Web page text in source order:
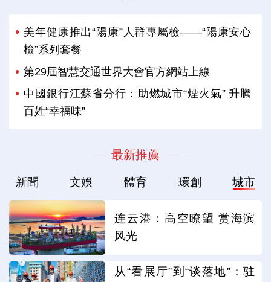
美年健康推出“陽康”人群專屬檢——“陽康安心
檢”系列套餐
第29屆智慧交通世界大會官方網站上線
中國銀行江蘇省分行：助燃城市“煙火氣” 升騰
百姓“幸福味”
最新推薦
新聞 文娛 體育 環創 城市
连云港：高空瞭望 赏海滨
风光
从“看展厅”到“谈落地”：驻